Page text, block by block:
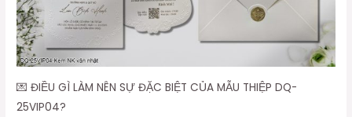
💌 ĐIỀU GÌ LÀM NÊN SỰ ĐẶC BIỆT CỦA MẪU THIỆP DQ-
25VIP04?